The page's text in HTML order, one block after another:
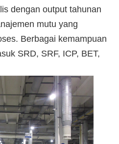
dengan output tahunan
mutu yang
Berbagai kemampuan
SRD, SRF, ICP, BET,